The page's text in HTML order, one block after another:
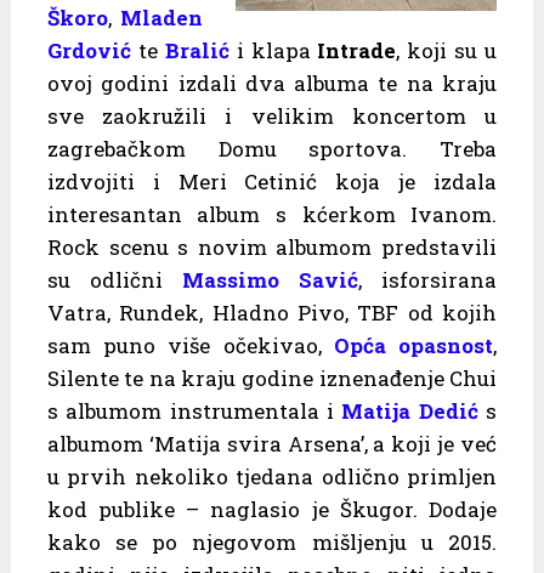
Škoro, Mladen
Grdovićte Bralići klapa Intrade, koji su u
ovoj godini izdali dva albuma te na kraju
sve zaokružili i velikim koncertom u
zagrebačkom Domu sportova. Treba
izdvojiti i Meri Cetinić koja je izdala
interesantan album s kćerkom Ivanom.
Rock scenu s novim albumom predstavili
su odlični Massimo Savić, isforsirana
Vatra, Rundek, Hladno Pivo, TBF od kojih
sam puno više očekivao, Opća opasnost,
Silente te na kraju godine iznenađenje Chui
s albumom instrumentala i Matija Dedićs
albumom ‘Matija svira Arsena’, a koji je već
u prvih nekoliko tjedana odlično primljen
kod publike – naglasio je Škugor. Dodaje
kako se po njegovom mišljenju u 2015.